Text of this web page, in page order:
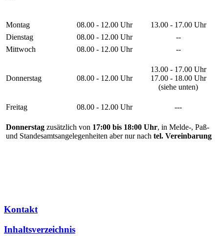
Montag 08.00 - 12.00 Uhr
13.00 - 17.00 Uhr
Dienstag
08.00 - 12.00 Uhr
--
Mittwoch
08.00 - 12.00 Uhr --
Donnerstag 08.00 - 12.00 Uhr
13.00 - 17.00 Uhr
17.00 - 18.00 Uhr
(siehe unten)
Freitag 08.00 - 12.00 Uhr ---
Donnerstag zusätzlich von 17:00 bis 18:00 Uhr, in Melde-, Paß-
und Standesamtsangelegenheiten aber nur nach tel. Vereinbarung
Kontakt
Inhaltsverzeichnis